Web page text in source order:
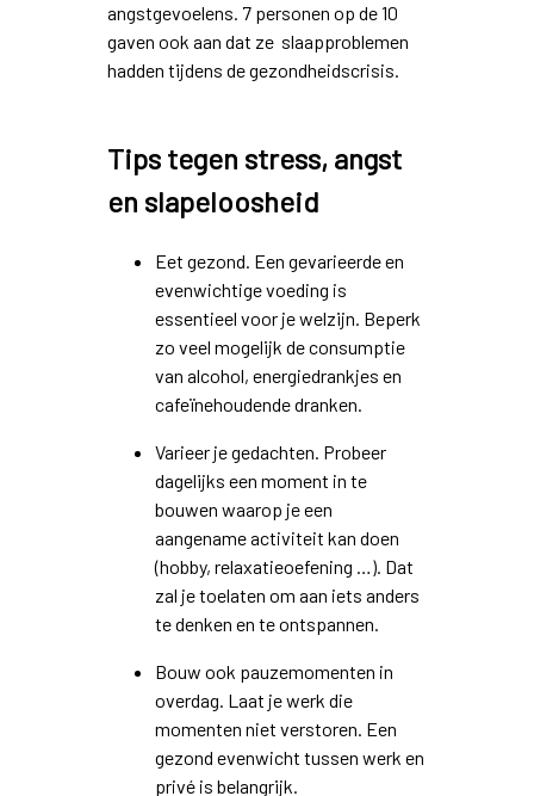
angstgevoelens. 7 personen op de 10
gaven ook aan dat ze slaapproblemen
hadden tijdens de gezondheidscrisis.
Tips tegen stress, angst
en slapeloosheid
Eet gezond. Een gevarieerde en
evenwichtige voeding is
essentieel voor je welzijn. Beperk
zo veel mogelijk de consumptie
van alcohol, energiedrankjes en
cafeïnehoudende dranken.
Varieer je gedachten. Probeer
dagelijks een moment in te
bouwen waarop je een
aangename activiteit kan doen
(hobby, relaxatieoefening …). Dat
zal je toelaten om aan iets anders
te denken en te ontspannen.
Bouw ook pauzemomenten in
overdag. Laat je werk die
momenten niet verstoren. Een
gezond evenwicht tussen werk en
privé is belangrijk.